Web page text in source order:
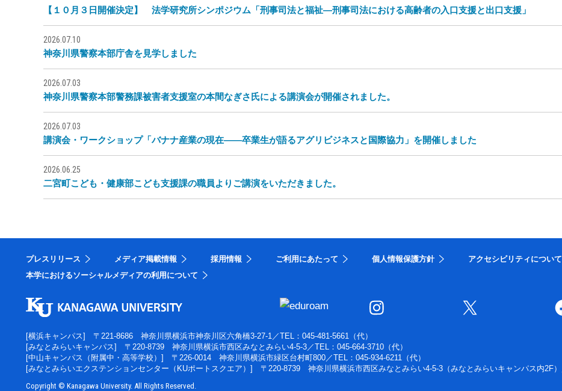
【１０月３日開催決定】 法学研究所シンポジウム「刑事司法と福祉―刑事司法における高齢者の入口支援と出口支援」
2026.07.10
神奈川県警察本部庁舎を見学しました
2026.07.03
神奈川県警察本部警務課被害者支援室の本間なぎさ氏による講演会が開催されました。
2026.07.03
講演会・ワークショップ「バナナ産業の現在――卒業生が語るアグリビジネスと国際協力」を開催しました
2026.06.25
二宮町こども・健康部こども支援課の職員よりご講演をいただきました。
プレスリリース メディア掲載情報 採用情報 ご利用にあたって 個人情報保護方針 アクセシビリティについて
本学におけるソーシャルメディアの利用について
[横浜キャンパス] 〒221-8686 神奈川県横浜市神奈川区六角橋3-27-1 ／TEL：045-481-5661（代）
[みなとみらいキャンパス] 〒220-8739 神奈川県横浜市西区みなとみらい4-5-3 ／TEL：045-664-3710（代）
[中山キャンパス（附属中・高等学校）] 〒226-0014 神奈川県横浜市緑区台村町800 ／TEL：045-934-6211（代）
[みなとみらいエクステンションセンター（KUポートスクエア）] 〒220-8739 神奈川県横浜市西区みなとみらい4-5-3（みなとみらいキャンパス内2F）
Copyright © Kanagawa University. All Rights Reserved.